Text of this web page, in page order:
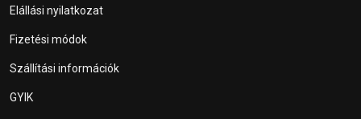
Elállási nyilatkozat
Fizetési módok
Szállítási információk
GYIK